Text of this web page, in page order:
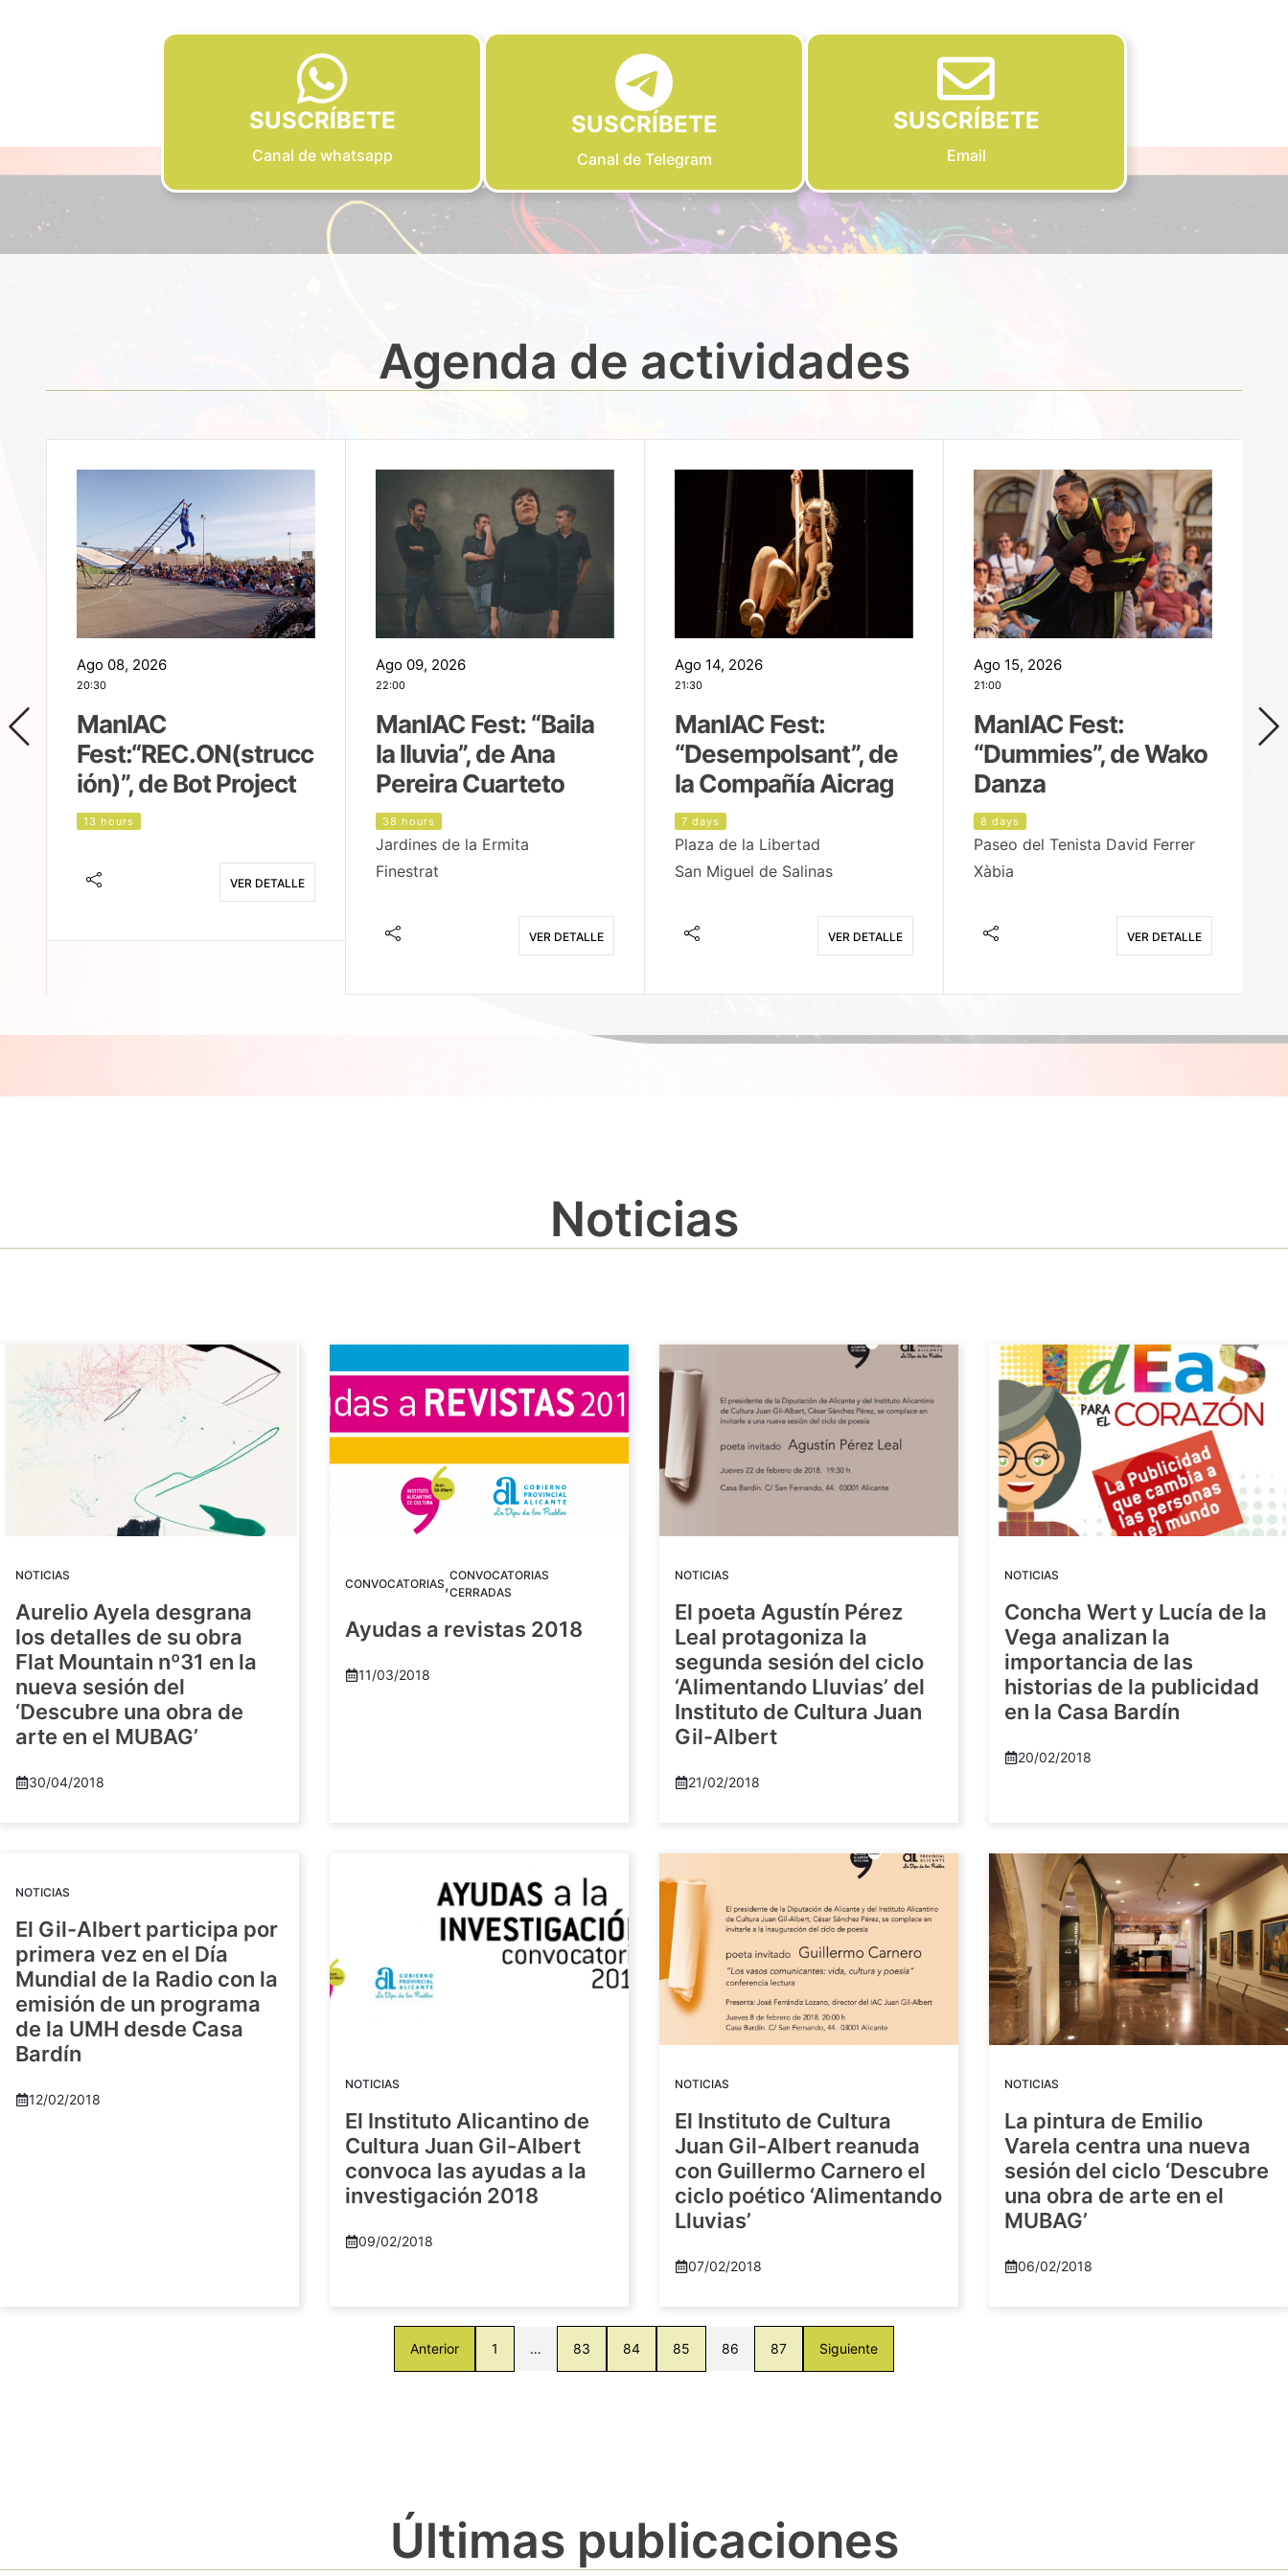
SUSCRÍBETE
Canal de whatsapp
SUSCRÍBETE
Canal de Telegram
SUSCRÍBETE
Email
Agenda de actividades
Ago 08, 2026
20:30
ManIAC
Fest:“REC.ON(strucc
ión)”, de Bot Project
13 hours
VER DETALLE
Ago 09, 2026
22:00
ManIAC Fest: “Baila
la lluvia”, de Ana
Pereira Cuarteto
38 hours
Jardines de la Ermita
Finestrat
VER DETALLE
Ago 14, 2026
21:30
ManIAC Fest:
“Desempolsant”, de
la Compañía Aicrag
7 days
Plaza de la Libertad
San Miguel de Salinas
VER DETALLE
Ago 15, 2026
21:00
ManIAC Fest:
“Dummies”, de Wako
Danza
8 days
Paseo del Tenista David Ferrer
Xàbia
VER DETALLE
Noticias
NOTICIAS
Aurelio Ayela desgrana
los detalles de su obra
Flat Mountain nº31 en la
nueva sesión del
‘Descubre una obra de
arte en el MUBAG’
30/04/2018
CONVOCATORIAS,CONVOCATORIAS
CERRADAS
Ayudas a revistas 2018
11/03/2018
NOTICIAS
El poeta Agustín Pérez
Leal protagoniza la
segunda sesión del ciclo
‘Alimentando Lluvias’ del
Instituto de Cultura Juan
Gil-Albert
21/02/2018
NOTICIAS
Concha Wert y Lucía de la
Vega analizan la
importancia de las
historias de la publicidad
en la Casa Bardín
20/02/2018
NOTICIAS
El Gil-Albert participa por
primera vez en el Día
Mundial de la Radio con la
emisión de un programa
de la UMH desde Casa
Bardín
12/02/2018
NOTICIAS
El Instituto Alicantino de
Cultura Juan Gil-Albert
convoca las ayudas a la
investigación 2018
09/02/2018
NOTICIAS
El Instituto de Cultura
Juan Gil-Albert reanuda
con Guillermo Carnero el
ciclo poético ‘Alimentando
Lluvias’
07/02/2018
NOTICIAS
La pintura de Emilio
Varela centra una nueva
sesión del ciclo ‘Descubre
una obra de arte en el
MUBAG’
06/02/2018
Anterior 1 … 83 84 85 86 87 Siguiente
Últimas publicaciones